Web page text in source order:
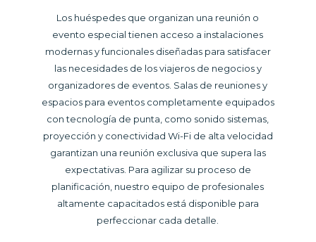
Los huéspedes que organizan una reunión o
evento especial tienen acceso a instalaciones
modernas y funcionales diseñadas para satisfacer
las necesidades de los viajeros de negocios y
organizadores de eventos. Salas de reuniones y
espacios para eventos completamente equipados
con tecnología de punta, como sonido sistemas,
proyección y conectividad Wi-Fi de alta velocidad
garantizan una reunión exclusiva que supera las
expectativas. Para agilizar su proceso de
planificación, nuestro equipo de profesionales
altamente capacitados está disponible para
perfeccionar cada detalle.